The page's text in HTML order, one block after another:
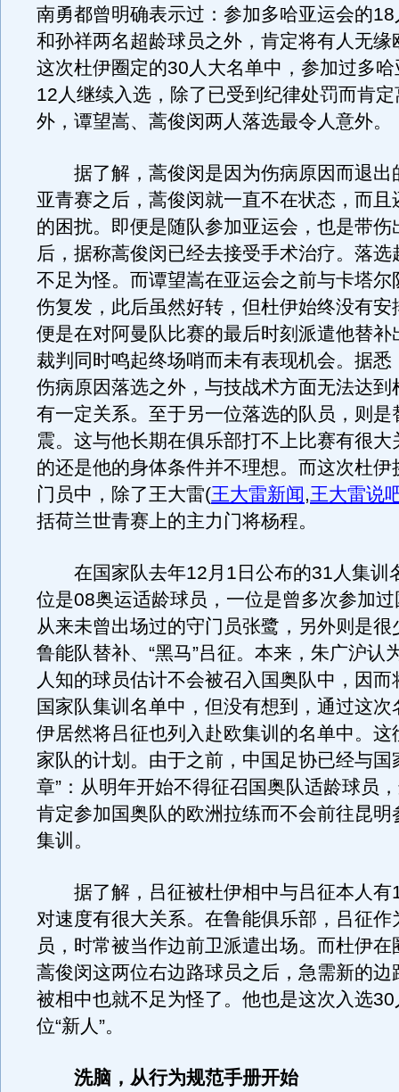
南勇都曾明确表示过：参加多哈亚运会的
和孙祥两名超龄球员之外，肯定将有人无缘
这次杜伊圈定的30人大名单中，参加过多
12人继续入选，除了已受到纪律处罚而肯
外，谭望嵩、蒿俊闵两人落选最令人意外。
据了解，蒿俊闵是因为伤病原因而退出
亚青赛之后，蒿俊闵就一直不在状态，而且
的困扰。即便是随队参加亚运会，也是带伤
后，据称蒿俊闵已经去接受手术治疗。落选
不足为怪。而谭望嵩在亚运会之前与卡塔尔
伤复发，此后虽然好转，但杜伊始终没有安
便是在对阿曼队比赛的最后时刻派遣他替补
裁判同时鸣起终场哨而未有表现机会。据悉
伤病原因落选之外，与技战术方面无法达到
有一定关系。至于另一位落选的队员，则是
震。这与他长期在俱乐部打不上比赛有很大
的还是他的身体条件并不理想。而这次杜伊
门员中，除了王大雷(王大雷新闻,王大雷说
括荷兰世青赛上的主力门将杨程。
在国家队去年12月1日公布的31人集训
位是08奥运适龄球员，一位是曾多次参加
从来未曾出场过的守门员张鹭，另外则是很
鲁能队替补、“黑马”吕征。本来，朱广沪认
人知的球员估计不会被召入国奥队中，因而
国家队集训名单中，但没有想到，通过这次
伊居然将吕征也列入赴欧集训的名单中。这
家队的计划。由于之前，中国足协已经与国
章”：从明年开始不得征召国奥队适龄球员
肯定参加国奥队的欧洲拉练而不会前往昆明
集训。
据了解，吕征被杜伊相中与吕征本人有
对速度有很大关系。在鲁能俱乐部，吕征作
员，时常被当作边前卫派遣出场。而杜伊在
蒿俊闵这两位右边路球员之后，急需新的边
被相中也就不足为怪了。他也是这次入选
位“新人”。
洗脑，从行为规范手册开始